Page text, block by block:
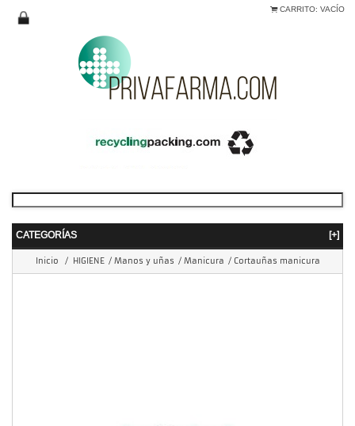
CARRITO: VACÍO
CATEGORÍAS [+]
Inicio / HIGIENE / Manos y uñas / Manicura / Cortauñas manicura